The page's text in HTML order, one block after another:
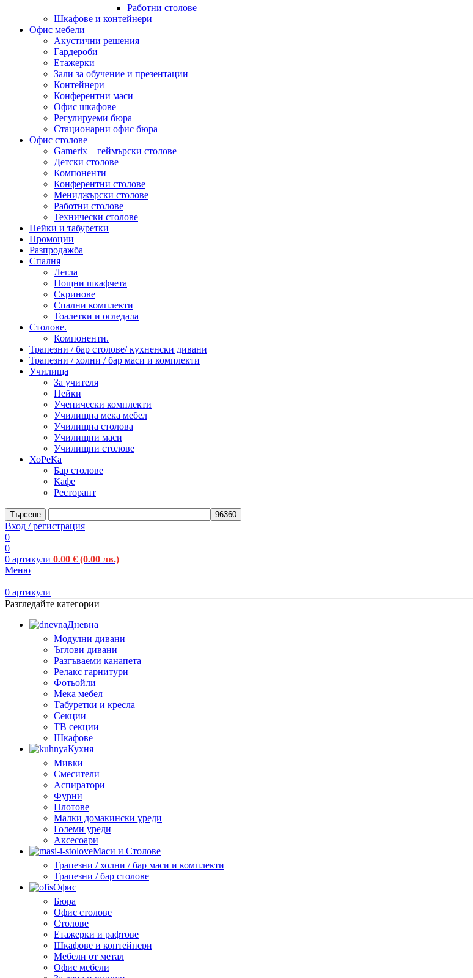
Работни столове
Шкафове и контейнери
Офис мебели
Акустични решения
Гардероби
Етажерки
Зали за обучение и презентации
Контейнери
Конферентни маси
Офис шкафове
Регулируеми бюра
Стационарни офис бюра
Офис столове
Gamerix – геймърски столове
Детски столове
Компоненти
Конферентни столове
Мениджърски столове
Работни столове
Технически столове
Пейки и табуретки
Промоции
Разпродажба
Спалня
Легла
Нощни шкафчета
Скринове
Спални комплекти
Тоалетки и огледала
Столове.
Компоненти.
Трапезни / бар столове/ кухненски дивани
Трапезни / холни / бар маси и комплекти
Училища
За учителя
Пейки
Ученически комплекти
Училищна мека мебел
Училищна столова
Училищни маси
Училищни столове
ХоРеКа
Бар столове
Кафе
Ресторант
Търсене
Вход / регистрация
0
0
0 артикули 0.00 € (0.00 лв.)
Меню
0 артикули
Разгледайте категории
Дневна
Модулни дивани
Ъглови дивани
Разгъваеми канапета
Релакс гарнитури
Фотьойли
Мека мебел
Табуретки и кресла
Секции
ТВ секции
Шкафове
Кухня
Мивки
Смесители
Аспиратори
Фурни
Плотове
Малки домакински уреди
Големи уреди
Аксесоари
Маси и Столове
Трапезни / холни / бар маси и комплекти
Трапезни / бар столове
Офис
Бюра
Офис столове
Столове
Етажерки и рафтове
Шкафове и контейнери
Мебели от метал
Офис мебели